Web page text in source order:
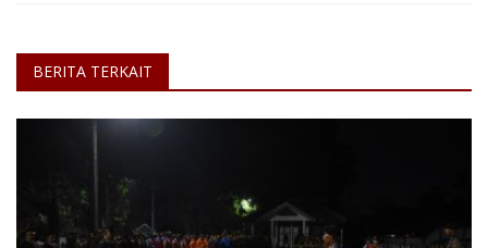
BERITA TERKAIT